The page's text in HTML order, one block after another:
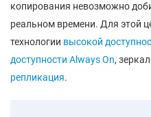
копирования невозможно
реальном времени. Для этой
технологии высокой
доступности Always On,
репликация.